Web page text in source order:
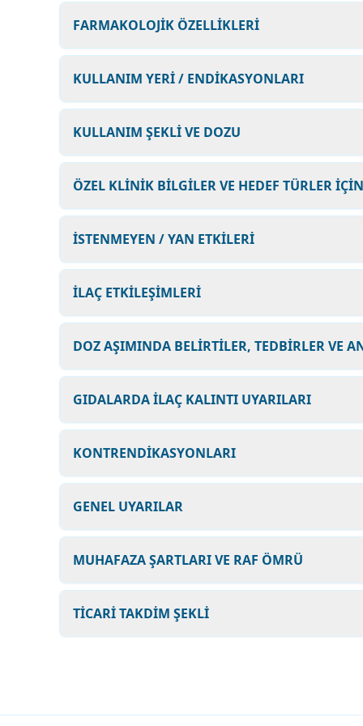
FARMAKOLOJİK ÖZELLİKLERİ
KULLANIM YERİ / ENDİKASYONLARI
KULLANIM ŞEKLİ VE DOZU
ÖZEL KLİNİK BİLGİLER VE HEDEF TÜRLER
İSTENMEYEN / YAN ETKİLERİ
İLAÇ ETKİLEŞİMLERİ
DOZ AŞIMINDA BELİRTİLER, TEDBİRLER VE
GIDALARDA İLAÇ KALINTI UYARILARI
KONTRENDİKASYONLARI
GENEL UYARILAR
MUHAFAZA ŞARTLARI VE RAF ÖMRÜ
TİCARİ TAKDİM ŞEKLİ